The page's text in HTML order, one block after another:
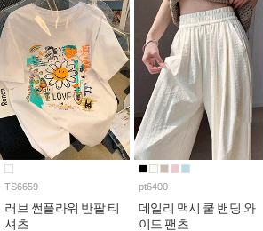
TS6659
러브 썬플라워 반팔 티
셔츠
pt6400
데일리 맥시 쿨 밴딩 와
이드 팬츠